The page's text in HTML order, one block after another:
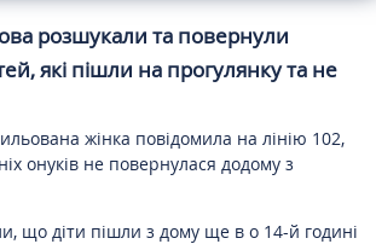
розшукали та повернули
які пішли на прогулянку та не
жінка повідомила на лінію 102,
онуків не повернулася додому з
що діти пішли з дому ще в о 14-й годині